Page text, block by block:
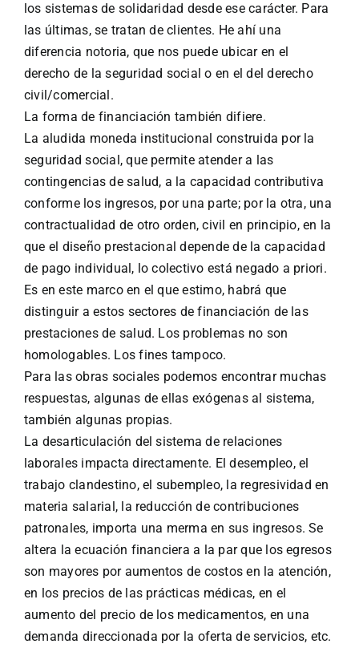
los sistemas de solidaridad desde ese carácter. Para
las últimas, se tratan de clientes. He ahí una
diferencia notoria, que nos puede ubicar en el
derecho de la seguridad social o en el del derecho
civil/comercial.
La forma de financiación también difiere.
La aludida moneda institucional construida por la
seguridad social, que permite atender a las
contingencias de salud, a la capacidad contributiva
conforme los ingresos, por una parte; por la otra, una
contractualidad de otro orden, civil en principio, en la
que el diseño prestacional depende de la capacidad
de pago individual, lo colectivo está negado a priori.
Es en este marco en el que estimo, habrá que
distinguir a estos sectores de financiación de las
prestaciones de salud. Los problemas no son
homologables. Los fines tampoco.
Para las obras sociales podemos encontrar muchas
respuestas, algunas de ellas exógenas al sistema,
también algunas propias.
La desarticulación del sistema de relaciones
laborales impacta directamente. El desempleo, el
trabajo clandestino, el subempleo, la regresividad en
materia salarial, la reducción de contribuciones
patronales, importa una merma en sus ingresos. Se
altera la ecuación financiera a la par que los egresos
son mayores por aumentos de costos en la atención,
en los precios de las prácticas médicas, en el
aumento del precio de los medicamentos, en una
demanda direccionada por la oferta de servicios, etc.